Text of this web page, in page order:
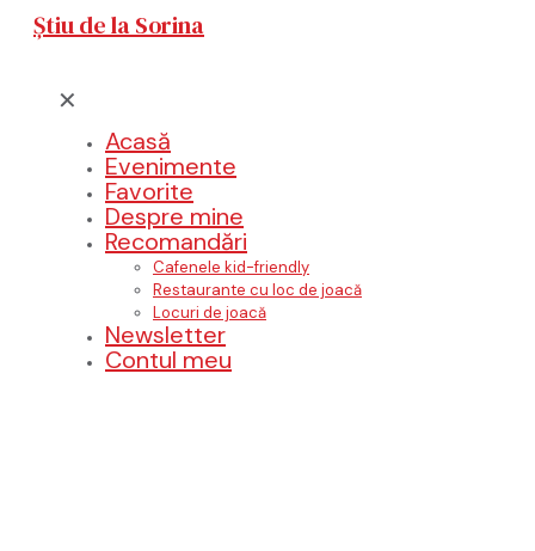
Știu de la Sorina
✕
Acasă
Evenimente
Favorite
Despre mine
Recomandări
Cafenele kid-friendly
Restaurante cu loc de joacă
Locuri de joacă
Newsletter
Contul meu